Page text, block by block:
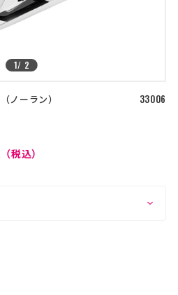
商品レビュー利用規約
方
1/ 2
ノーラン 33006
（税込）